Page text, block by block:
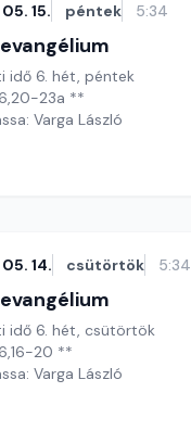
15. péntek 5:34
idő 6. hét, péntek
23a **
Varga László
14. csütörtök 5:34
idő 6. hét, csütörtök
20 **
Varga László